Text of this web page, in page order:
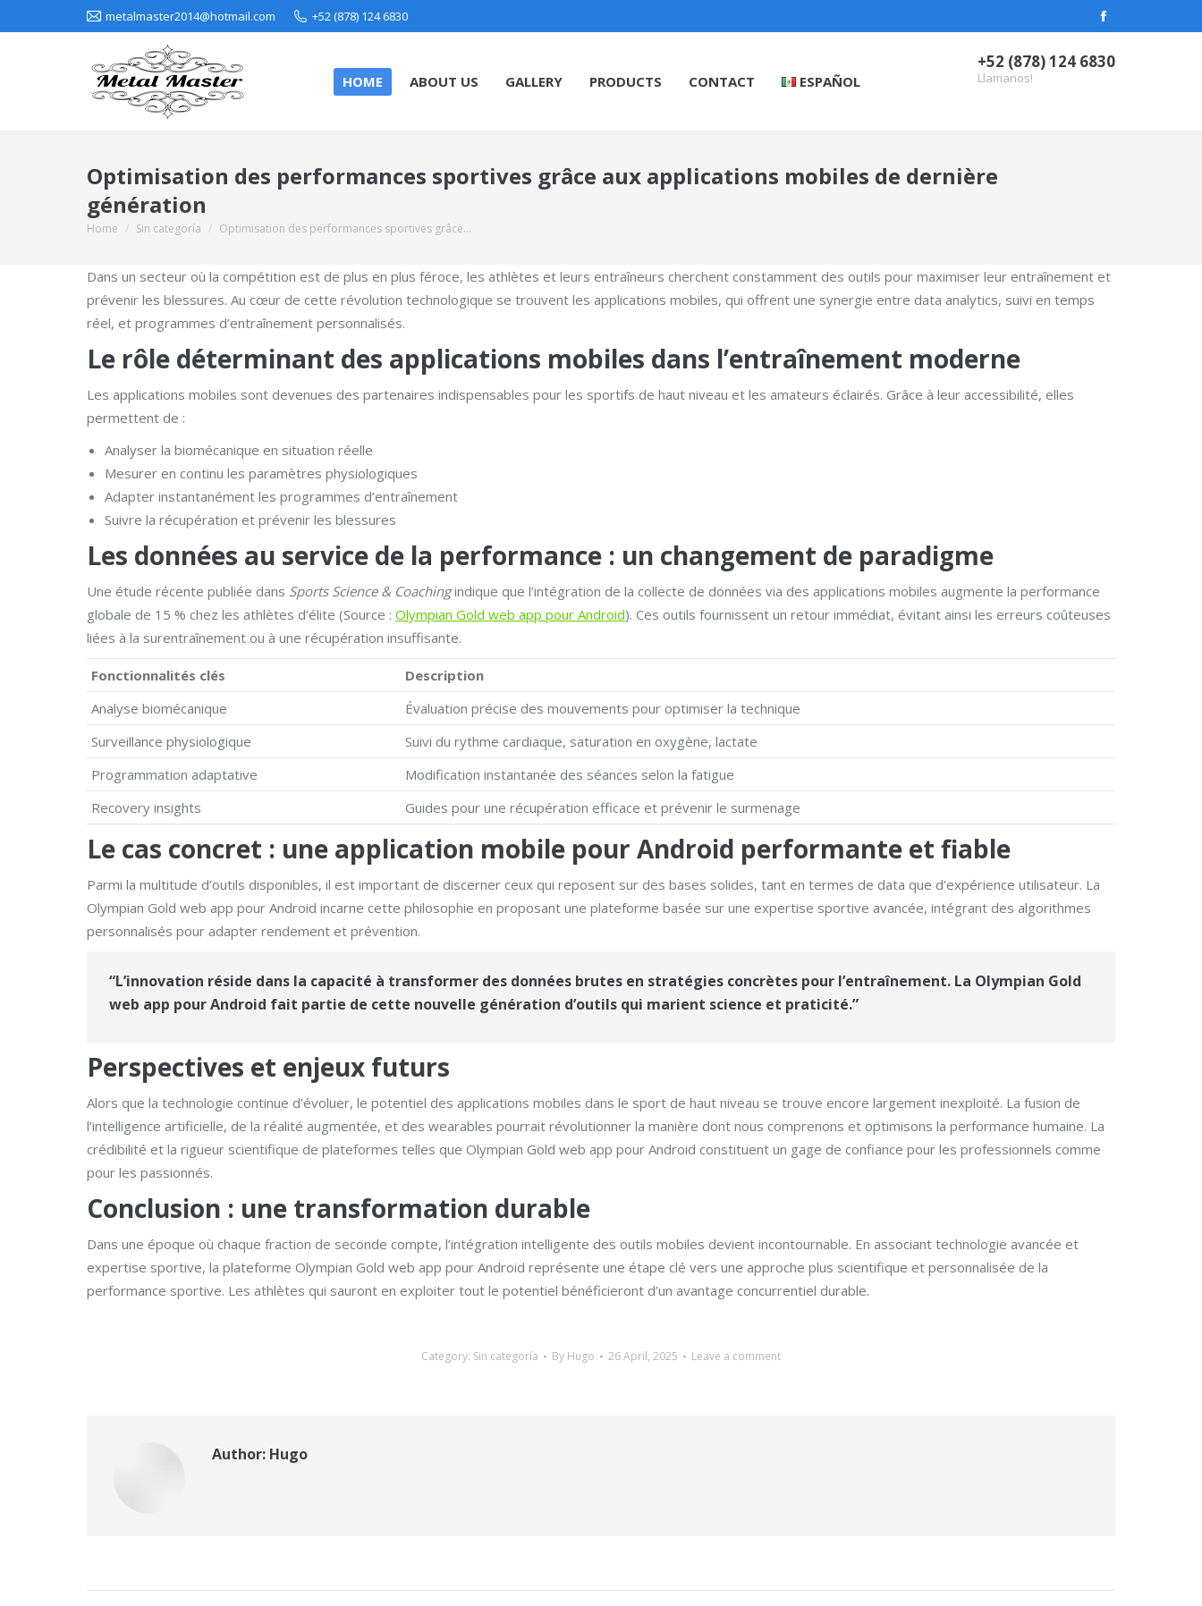
metalmaster2014@hotmail.com +52 (878) 124 6830
Facebook
opens
HOME ABOUT US GALLERY PRODUCTS CONTACT ESPAÑOL
+52 (878) 124 6830
Llamanos!
Optimisation des performances sportives grâce aux applications mobiles de dernière
génération
You are here:
Home Sin categoría Optimisation des performances sportives grâce…
Dans un secteur où la compétition est de plus en plus féroce, les athlètes et leurs entraîneurs cherchent constamment des outils pour maximiser leur entraînement et
prévenir les blessures. Au cœur de cette révolution technologique se trouvent les applications mobiles, qui offrent une synergie entre data analytics, suivi en temps
réel, et programmes d’entraînement personnalisés.
Le rôle déterminant des applications mobiles dans l’entraînement moderne
Les applications mobiles sont devenues des partenaires indispensables pour les sportifs de haut niveau et les amateurs éclairés. Grâce à leur accessibilité, elles
permettent de :
Analyser la biomécanique en situation réelle
Mesurer en continu les paramètres physiologiques
Adapter instantanément les programmes d’entraînement
Suivre la récupération et prévenir les blessures
Les données au service de la performance : un changement de paradigme
Une étude récente publiée dans Sports Science & Coachingindique que l’intégration de la collecte de données via des applications mobiles augmente la performance
globale de 15 % chez les athlètes d’élite (Source : Olympian Gold web app pour Android). Ces outils fournissent un retour immédiat, évitant ainsi les erreurs coûteuses
liées à la surentraînement ou à une récupération insuffisante.
Fonctionnalités clés
Description
Analyse biomécanique
Évaluation précise des mouvements pour optimiser la technique
Surveillance physiologique
Suivi du rythme cardiaque, saturation en oxygène, lactate
Programmation adaptative
Modification instantanée des séances selon la fatigue
Recovery insights
Guides pour une récupération efficace et prévenir le surmenage
Le cas concret : une application mobile pour Android performante et fiable
Parmi la multitude d’outils disponibles, il est important de discerner ceux qui reposent sur des bases solides, tant en termes de data que d’expérience utilisateur. La
Olympian Gold web app pour Android incarne cette philosophie en proposant une plateforme basée sur une expertise sportive avancée, intégrant des algorithmes
personnalisés pour adapter rendement et prévention.
“L’innovation réside dans la capacité à transformer des données brutes en stratégies concrètes pour l’entraînement. La Olympian Gold
web app pour Android fait partie de cette nouvelle génération d’outils qui marient science et praticité.”
Perspectives et enjeux futurs
Alors que la technologie continue d’évoluer, le potentiel des applications mobiles dans le sport de haut niveau se trouve encore largement inexploité. La fusion de
l’intelligence artificielle, de la réalité augmentée, et des wearables pourrait révolutionner la manière dont nous comprenons et optimisons la performance humaine. La
crédibilité et la rigueur scientifique de plateformes telles que Olympian Gold web app pour Android constituent un gage de confiance pour les professionnels comme
pour les passionnés.
Conclusion : une transformation durable
Dans une époque où chaque fraction de seconde compte, l’intégration intelligente des outils mobiles devient incontournable. En associant technologie avancée et
expertise sportive, la plateforme Olympian Gold web app pour Android représente une étape clé vers une approche plus scientifique et personnalisée de la
performance sportive. Les athlètes qui sauront en exploiter tout le potentiel bénéficieront d’un avantage concurrentiel durable.
Category: Sin categoría By Hugo 26 April, 2025 Leave a comment
Author: Hugo